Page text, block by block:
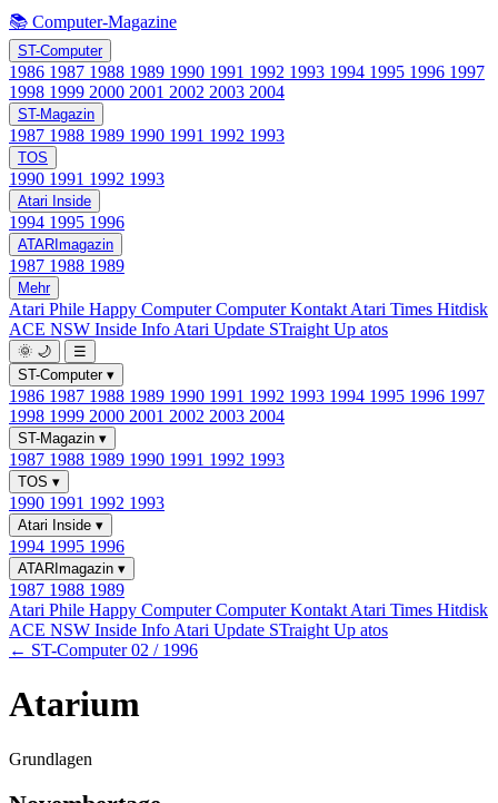
📚 Computer-Magazine
ST-Computer
1986 1987 1988 1989 1990 1991 1992 1993 1994 1995 1996 1997
1998 1999 2000 2001 2002 2003 2004
ST-Magazin
1987 1988 1989 1990 1991 1992 1993
TOS
1990 1991 1992 1993
Atari Inside
1994 1995 1996
ATARImagazin
1987 1988 1989
Mehr
Atari Phile Happy ComputerComputer Kontakt Atari Times Hitdisk
ACE NSW Inside Info Atari Update STraight Up atos
🌞 🌙
☰
ST-Computer ▾
1986 1987 1988 1989 1990 1991 1992 1993 1994 1995 1996 1997
1998 1999 2000 2001 2002 2003 2004
ST-Magazin ▾
1987 1988 1989 1990 1991 1992 1993
TOS ▾
1990 1991 1992 1993
Atari Inside ▾
1994 1995 1996
ATARImagazin ▾
1987 1988 1989
Atari Phile Happy ComputerComputer Kontakt Atari Times Hitdisk
ACE NSW Inside Info Atari Update STraight Up atos
← ST-Computer 02 / 1996
Atarium
Grundlagen